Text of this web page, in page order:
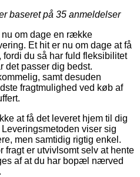
baseret på 35 anmeldelser
nu om dage en række
Et hit er nu om dage at få
fordi du så har fuld fleksibilitet
det passer dig bedst.
samt desuden
fragtmulighed ved køb af
at få det leveret hjem til dig
viser sig
men samtidig rigtig enkel.
fragt er utvivlsomt selv at hente
af at du har bopæl nærved